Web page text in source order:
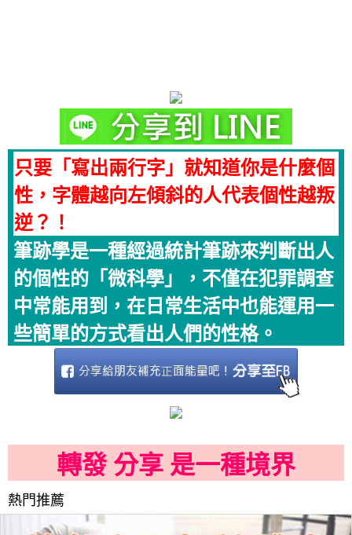
只要「寫出兩行字」就知道你是什麼個
性，字體越向左傾斜的人代表個性越叛
逆？！
筆跡學是一種經過統計筆跡來判斷出人
的個性的「微科學」，不僅在犯罪調查
中常能用到，在日常生活中也能運用一
些簡單的方式看出人們的性格。
轉發 分享 是一種境界
熱門推薦